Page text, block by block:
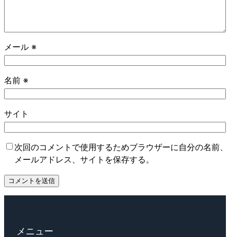
メール ※
名前 ※
サイト
次回のコメントで使用するためブラウザーに自分の名前、
メールアドレス、サイトを保存する。
メニュー